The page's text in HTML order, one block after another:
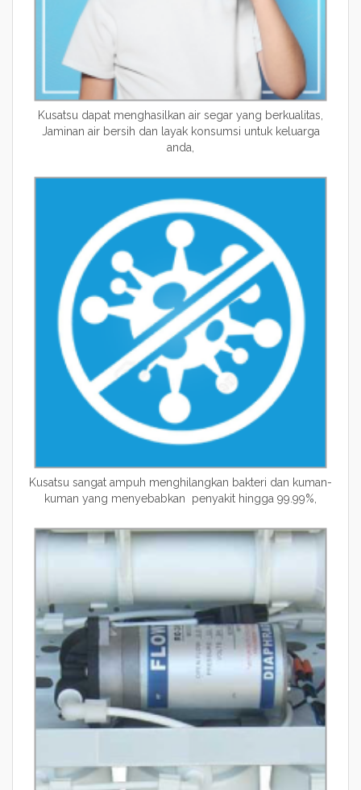
Kusatsu dapat menghasilkan air segar yang berkualitas,
Jaminan air bersih dan layak konsumsi untuk keluarga
anda,
Kusatsu sangat ampuh menghilangkan bakteri dan kuman-
kuman yang menyebabkan penyakit hingga 99.99%,